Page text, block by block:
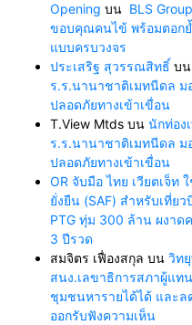
Opening บน BLS
ขอบคุณคนไข้ พร้อมตอก
แบบครบวงจร
ประเสริฐ สุวรรณสิทธิ์ บน
ร.ร.นานาชาติเมทนีดล ม
ปลอดภัยทางเข้าเขื่อน
T.View Mtds บน นักท่อง
ร.ร.นานาชาติเมทนีดล ม
ปลอดภัยทางเข้าเขื่อน
OR จับมือ ไทย เวียตเจ็ท
ยั่งยืน (SAF) สำหรับเที่ย
PTG ทุ่ม 300 ล้าน ผงาด
3 ปีรวด
สมจิตร เฟื่องสกุล บน วิท
สนง.เลขาธิการสภาผู้แท
ชุมชนหารายได้ได้ และ
ออกรับฟังความเห็น